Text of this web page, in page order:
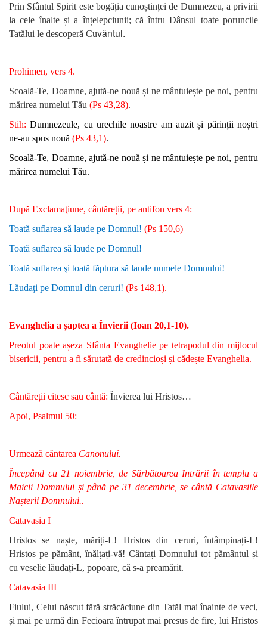
Prin Sfântul Spirit este bogăția cunoștinței de Dumnezeu, a privirii
la cele înalte și a înțelepciunii; că întru Dânsul toate poruncile
Tatălui le descoperă Cuvântul.
Prohimen, vers 4.
Scoală-Te, Doamne, ajută-ne nouă și ne mântuiește pe noi, pentru
mărirea numelui Tău (Ps 43,28).
Stih:Dumnezeule, cu urechile noastre am auzit și părinții noștri
ne-au spus nouă (Ps 43,1).
Scoală-Te, Doamne, ajută-ne nouă și ne mântuiește pe noi, pentru
mărirea numelui Tău.
După Exclamaţiune, cântăreții, pe antifon vers 4:
Toată suflarea să laude pe Domnul! (Ps 150,6)
Toată suflarea să laude pe Domnul!
Toată suflarea şi toată făptura să laude numele Domnului!
Lăudaţi pe Domnul din ceruri! (Ps 148,1).
Evanghelia a șaptea a Învierii (Ioan 20,1-10).
Preotul poate așeza Sfânta Evanghelie pe tetrapodul din mijlocul
bisericii, pentru a fi sărutată de credincioși și cădește Evanghelia.
Cântăreții citesc sau cântă: Învierea lui Hristos…
Apoi, Psalmul 50:
Urmează cântarea Canonului.
Începând cu 21 noiembrie, de Sărbătoarea Intrării în templu a
Maicii Domnului și până pe 31 decembrie, se cântă Catavasiile
Nașterii Domnului..
Catavasia I
Hristos se naște, măriți-L! Hristos din ceruri, întâmpinați-L!
Hristos pe pământ, înălțați-vă! Cântați Domnului tot pământul și
cu veselie lăudați-L, popoare, că s-a preamărit.
Catavasia III
Fiului, Celui născut fără străcăciune din Tatăl mai înainte de veci,
și mai pe urmă din Fecioara întrupat mai presus de fire, lui Hristos